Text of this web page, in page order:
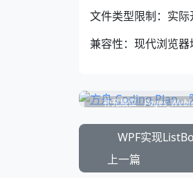
文件类型限制：实际
兼容性：现代浏览器
补充展位
WPF实现
上一篇